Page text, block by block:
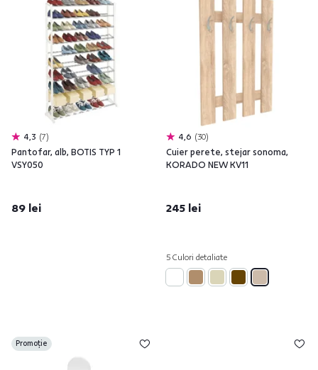
4,3 7
Pantofar, alb, BOTIS TYP 1
VSY050
89 lei
4,6 30
Cuier perete, stejar sonoma,
KORADO NEW KV11
245 lei
5 Culori detaliate
Promoție